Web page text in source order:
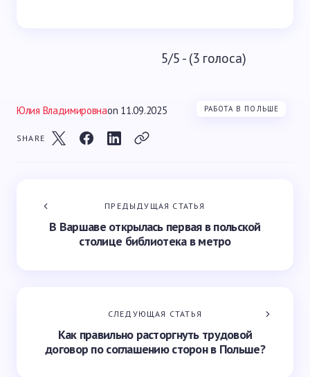
5/5 - (3 голоса)
Юлия Владимировнаon 11.09.2025 РАБОТА В ПОЛЬШЕ
SHARE
ПРЕДЫДУЩАЯ СТАТЬЯ
В Варшаве открылась первая в польской
столице библиотека в метро
СЛЕДУЮЩАЯ СТАТЬЯ
Как правильно расторгнуть трудовой
договор по соглашению сторон в Польше?